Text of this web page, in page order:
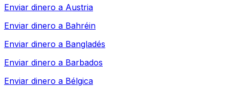
Enviar dinero a Austria
Enviar dinero a Bahréin
Enviar dinero a Bangladés
Enviar dinero a Barbados
Enviar dinero a Bélgica